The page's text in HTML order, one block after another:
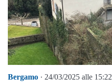
Bergamo · 24/03/2025 alle 15:22